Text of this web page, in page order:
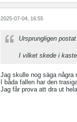
2025-07-04, 16:55
Ursprungligen
I vilket skede i
Jag skulle nog säga
I båda fallen har den
Jag får prova att dra ut